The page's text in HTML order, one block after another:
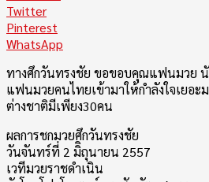
Twitter
Pinterest
WhatsApp
ทางศึกวันทรงชัย ขอขอบคุณแฟนมวย
แฟนมวยคนไทยเข้ามาให้กำลังใจเยอะ
ต่างชาติมีเพียง30คน
ผลการชกมวยศึกวันทรงชัย
วันจันทร์ที่ 2 มิิถุนายน 2557
เวทีมวยราชดำเนิน